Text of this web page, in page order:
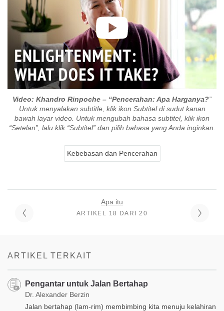
Video: Khandro Rinpoche – “Pencerahan: Apa Harganya?”
Untuk menyalakan subtitle, klik ikon Subtitel di sudut kanan
bawah layar video. Untuk mengubah bahasa subtitel, klik ikon
“Setelan”, lalu klik “Subtitel” dan pilih bahasa yang Anda inginkan.
Kebebasan dan Pencerahan
Apa itu
ARTIKEL 18 DARI 20
ARTIKEL TERKAIT
Pengantar untuk Jalan Bertahap
Dr. Alexander Berzin
Jalan bertahap (lam-rim) membimbing kita menuju kelahiran